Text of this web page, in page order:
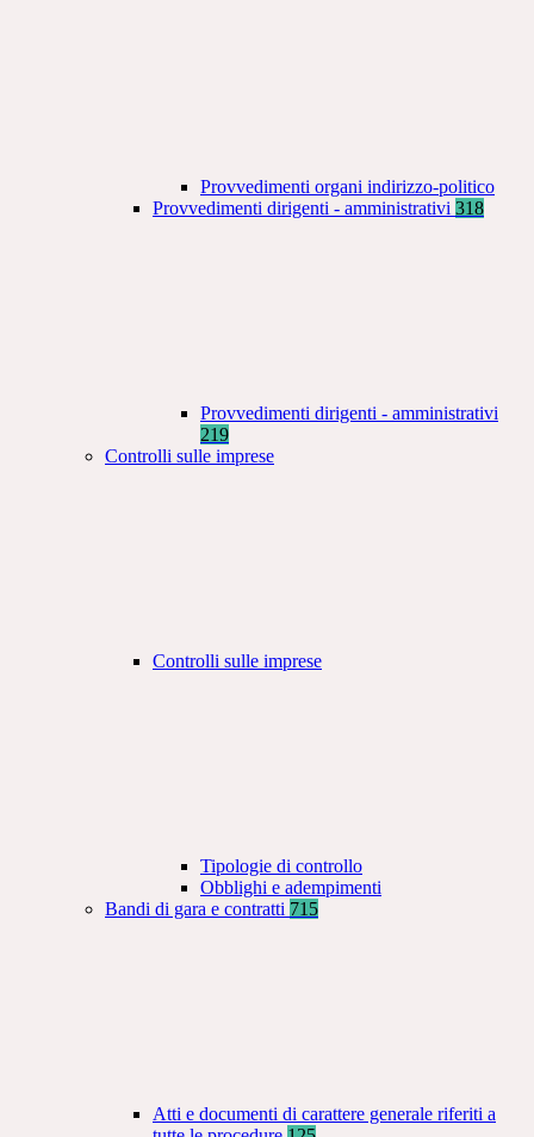
Provvedimenti organi indirizzo-politico
Provvedimenti dirigenti - amministrativi 318
Provvedimenti dirigenti - amministrativi
219
Controlli sulle imprese
Controlli sulle imprese
Tipologie di controllo
Obblighi e adempimenti
Bandi di gara e contratti 715
Atti e documenti di carattere generale riferiti a